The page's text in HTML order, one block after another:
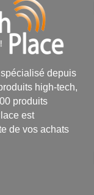
depuis
high-tech,
produits
est
de vos achats